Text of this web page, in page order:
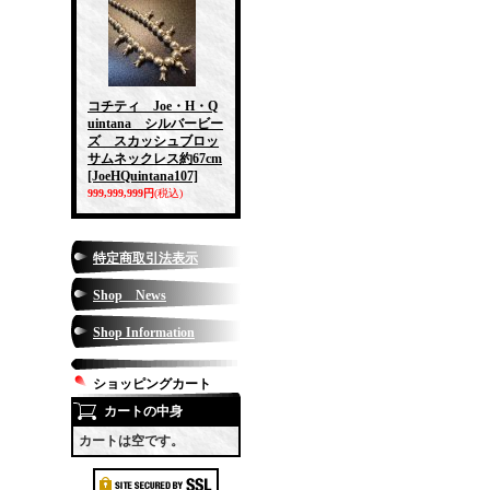
コチティ Joe・H・Q
uintana シルバービー
ズ スカッシュブロッ
サムネックレス約67cm
[JoeHQuintana107]
999,999,999円(税込)
特定商取引法表示
Shop News
Shop Information
ショッピングカート
カートの中身
カートは空です。